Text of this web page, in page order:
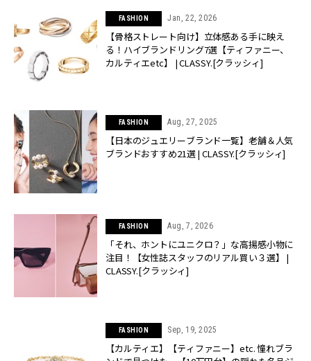
FASHION Jan, 22, 2026
【骨格ストレート向け】立体感ある手に映え
る！ハイブランドリング7選【ティファニー、
カルティエetc】 | CLASSY.[クラッシィ]
FASHION Aug, 27, 2025
【日本のジュエリーブランド一覧】老舗＆人気
ブランドおすすめ21選 | CLASSY.[クラッシィ]
FASHION Aug, 7, 2026
「それ、ホントにユニクロ？」な高揚感小物に
注目！【女性誌スタッフのリアル買い３選】 |
CLASSY.[クラッシィ]
FASHION Sep, 19, 2025
【カルティエ】【ティファニー】etc. 憧れブラ